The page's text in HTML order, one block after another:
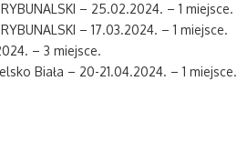
– 25.02.2024. – 1 miejsce.
– 17.03.2024. – 1 miejsce.
– 3 miejsce.
Biała – 20-21.04.2024. – 1 miejsce.